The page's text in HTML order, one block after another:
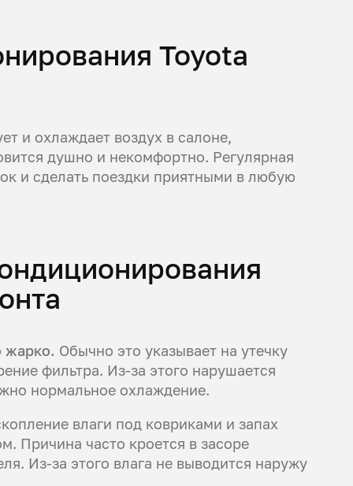
Toyota
и охлаждает воздух в салоне,
душно и некомфортно. Регулярная
и сделать поездки приятными в любую
жарко. Обычно это указывает на утечку
фильтра. Из-за этого нарушается
нормальное охлаждение.
влаги под ковриками и запах
Причина часто кроется в засоре
Из-за этого влага не выводится наружу